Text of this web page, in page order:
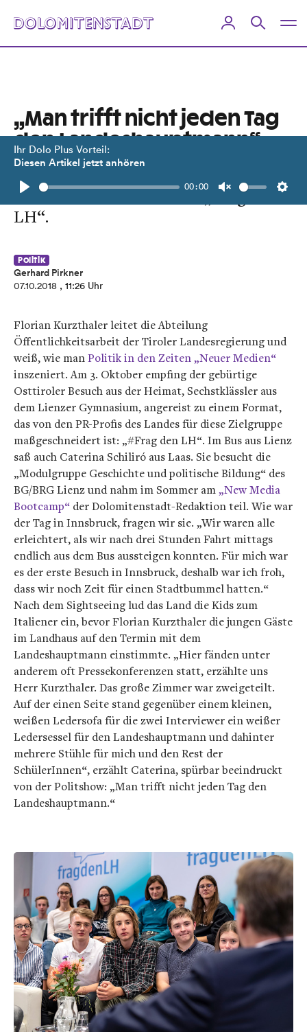
Ihr Dolo Plus Vorteil:
Diesen Artikel jetzt anhören
Play
00:00
Unmute
„Man trifft nicht jeden Tag
den Landeshauptmann“
So erlebte Caterina Schiliró das vom
Land inszenierte Format „Frag den
LH“.
Politik
Gerhard Pirkner
07.10.2018 , 11:26 Uhr
Florian Kurzthaler leitet die Abteilung
Öffentlichkeitsarbeit der Tiroler Landesregierung und
weiß, wie manPolitik in den Zeiten „Neuer Medien“
inszeniert. Am 3. Oktober empfing der gebürtige
Osttiroler Besuch aus der Heimat, Sechstklässler aus
dem Lienzer Gymnasium, angereist zu einem Format,
das von den PR-Profis des Landes für diese Zielgruppe
maßgeschneidert ist: „#Frag den LH“. Im Bus aus Lienz
saß auch Caterina Schiliró aus Laas. Sie besucht die
„Modulgruppe Geschichte und politische Bildung“ des
BG/BRG Lienz und nahm im Sommer am„New Media
Bootcamp“ der Dolomitenstadt-Redaktion teil. Wie war
der Tag in Innsbruck, fragen wir sie. „Wir waren alle
erleichtert, als wir nach drei Stunden Fahrt mittags
endlich aus dem Bus aussteigen konnten. Für mich war
es der erste Besuch in Innsbruck, deshalb war ich froh,
dass wir noch Zeit für einen Stadtbummel hatten.“
Nach dem Sightseeing lud das Land die Kids zum
Italiener ein, bevor Florian Kurzthaler die jungen Gäste
im Landhaus auf den Termin mit dem
Landeshauptmann einstimmte. „Hier fänden unter
anderem oft Pressekonferenzen statt, erzählte uns
Herr Kurzthaler. Das große Zimmer war zweigeteilt.
Auf der einen Seite stand gegenüber einem kleinen,
weißen Ledersofa für die zwei Interviewer ein weißer
Ledersessel für den Landeshauptmann und dahinter
mehrere Stühle für mich und den Rest der
SchülerInnen“, erzählt Caterina, spürbar beeindruckt
von der Politshow: „Man trifft nicht jeden Tag den
Landeshauptmann.“